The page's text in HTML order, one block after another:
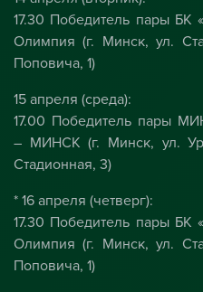
17.30 Победитель пары БК
Олимпия (г. Минск, ул.
Поповича, 1)
15 апреля (среда):
17.00 Победитель пары
– МИНСК (г. Минск, ул.
Стадионная, 3)
* 16 апреля (четверг):
17.30 Победитель пары БК
Олимпия (г. Минск, ул.
Поповича, 1)